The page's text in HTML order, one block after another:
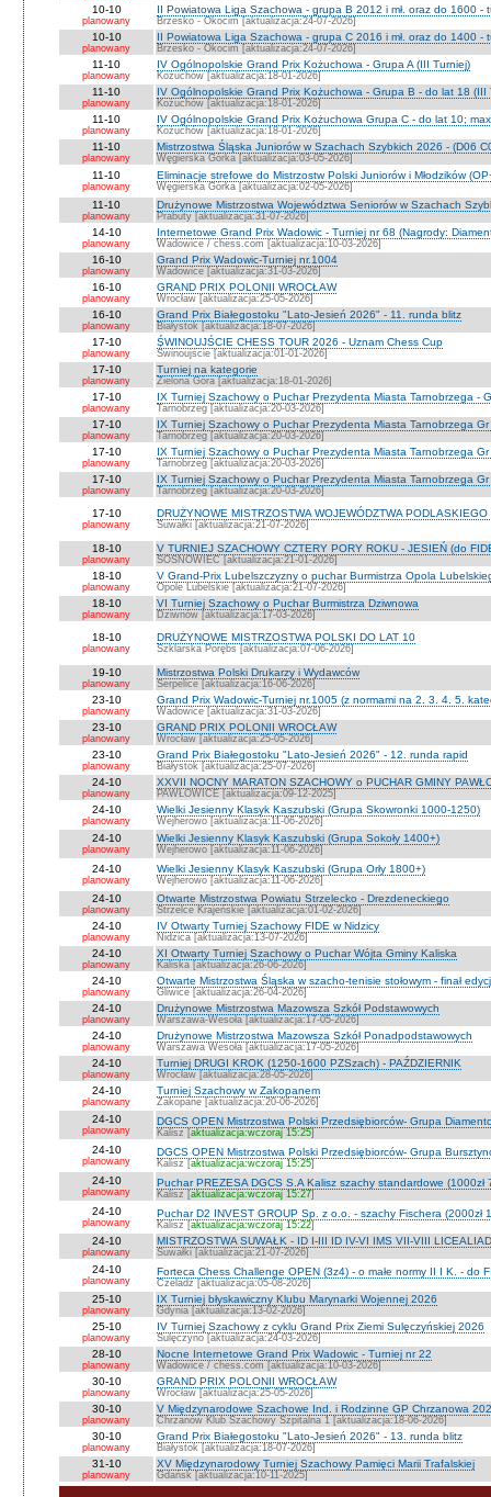
10-10
planowany
II Powiatowa Liga Szachowa - grupa B 2012 i mł. oraz do 1600 -
Brzesko - Okocim [aktualizacja:24-07-2026]
10-10
planowany
II Powiatowa Liga Szachowa - grupa C 2016 i mł. oraz do 1400 -
Brzesko - Okocim [aktualizacja:24-07-2026]
11-10
planowany
IV Ogólnopolskie Grand Prix Kożuchowa - Grupa A (III Turniej)
Kożuchów [aktualizacja:18-01-2026]
11-10
planowany
IV Ogólnopolskie Grand Prix Kożuchowa - Grupa B - do lat 18 (III
Kożuchów [aktualizacja:18-01-2026]
11-10
planowany
IV Ogólnopolskie Grand Prix Kożuchowa Grupa C - do lat 10;
Kożuchów [aktualizacja:18-01-2026]
11-10
planowany
Mistrzostwa Śląska Juniorów w Szachach Szybkich 2026 - (D06
Węgierska Górka [aktualizacja:03-05-2026]
11-10
planowany
Eliminacje strefowe do Mistrzostw Polski Juniorów i Młodzików
Węgierska Górka [aktualizacja:02-05-2026]
11-10
planowany
Drużynowe Mistrzostwa Województwa Seniorów w Szachach
Prabuty [aktualizacja:31-07-2026]
14-10
planowany
Internetowe Grand Prix Wadowic - Turniej nr 68 (Nagrody:
Wadowice / chess.com [aktualizacja:10-03-2026]
16-10
planowany
Grand Prix Wadowic-Turniej nr.1004
Wadowice [aktualizacja:31-03-2026]
16-10
planowany
GRAND PRIX POLONII WROCŁAW
Wrocław [aktualizacja:25-05-2026]
16-10
planowany
Grand Prix Białegostoku "Lato-Jesień 2026" - 11. runda blitz
Białystok [aktualizacja:18-07-2026]
17-10
planowany
ŚWINOUJŚCIE CHESS TOUR 2026 - Uznam Chess Cup
Świnoujście [aktualizacja:01-01-2026]
17-10
planowany
Turniej na kategorie
Zielona Góra [aktualizacja:18-01-2026]
17-10
planowany
IX Turniej Szachowy o Puchar Prezydenta Miasta Tarnobrzega -
Tarnobrzeg [aktualizacja:20-03-2026]
17-10
planowany
IX Turniej Szachowy o Puchar Prezydenta Miasta Tarnobrzega
Tarnobrzeg [aktualizacja:20-03-2026]
17-10
planowany
IX Turniej Szachowy o Puchar Prezydenta Miasta Tarnobrzega
Tarnobrzeg [aktualizacja:20-03-2026]
17-10
planowany
IX Turniej Szachowy o Puchar Prezydenta Miasta Tarnobrzega Gr
Tarnobrzeg [aktualizacja:20-03-2026]
17-10
planowany
DRUŻYNOWE MISTRZOSTWA WOJEWÓDZTWA
Suwałki [aktualizacja:21-07-2026]
18-10
planowany
V TURNIEJ SZACHOWY CZTERY PORY ROKU - JESIEŃ (do
SOSNOWIEC [aktualizacja:21-01-2026]
18-10
planowany
V Grand-Prix Lubelszczyzny o puchar Burmistrza Opola
Opole Lubelskie [aktualizacja:21-07-2026]
18-10
planowany
VI Turniej Szachowy o Puchar Burmistrza Dziwnowa
Dziwnów [aktualizacja:17-03-2026]
18-10
planowany
DRUŻYNOWE MISTRZOSTWA POLSKI DO LAT 10
Szklarska Porębs [aktualizacja:07-06-2026]
19-10
planowany
Mistrzostwa Polski Drukarzy i Wydawców
Serpelice [aktualizacja:16-06-2026]
23-10
planowany
Grand Prix Wadowic-Turniej nr.1005 (z normami na 2. 3. 4. 5.
Wadowice [aktualizacja:31-03-2026]
23-10
planowany
GRAND PRIX POLONII WROCŁAW
Wrocław [aktualizacja:25-05-2026]
23-10
planowany
Grand Prix Białegostoku "Lato-Jesień 2026" - 12. runda rapid
Białystok [aktualizacja:25-07-2026]
24-10
planowany
XXVII NOCNY MARATON SZACHOWY o PUCHAR GMINY
PAWŁOWICE [aktualizacja:09-12-2025]
24-10
planowany
Wielki Jesienny Klasyk Kaszubski (Grupa Skowronki 1000-1250)
Wejherowo [aktualizacja:11-06-2026]
24-10
planowany
Wielki Jesienny Klasyk Kaszubski (Grupa Sokoły 1400+)
Wejherowo [aktualizacja:11-06-2026]
24-10
planowany
Wielki Jesienny Klasyk Kaszubski (Grupa Orły 1800+)
Wejherowo [aktualizacja:11-06-2026]
24-10
planowany
Otwarte Mistrzostwa Powiatu Strzelecko - Drezdeneckiego
Strzelce Krajeńskie [aktualizacja:01-02-2026]
24-10
planowany
IV Otwarty Turniej Szachowy FIDE w Nidzicy
Nidzica [aktualizacja:13-07-2026]
24-10
planowany
XI Otwarty Turniej Szachowy o Puchar Wójta Gminy Kaliska
Kaliska [aktualizacja:26-06-2026]
24-10
planowany
Otwarte Mistrzostwa Śląska w szacho-tenisie stołowym - finał
Gliwice [aktualizacja:26-04-2026]
24-10
planowany
Drużynowe Mistrzostwa Mazowsza Szkół Podstawowych
Warszawa-Wesoła [aktualizacja:17-05-2026]
24-10
planowany
Drużynowe Mistrzostwa Mazowsza Szkół Ponadpodstawowych
Warszawa Wesoła [aktualizacja:17-05-2026]
24-10
planowany
Turniej DRUGI KROK (1250-1600 PZSzach) - PAŹDZIERNIK
Wrocław [aktualizacja:28-05-2026]
24-10
planowany
Turniej Szachowy w Zakopanem
Zakopane [aktualizacja:20-06-2026]
24-10
planowany
DGCS OPEN Mistrzostwa Polski Przedsiębiorców- Grupa
Kalisz [aktualizacja:wczoraj 15:25]
24-10
planowany
DGCS OPEN Mistrzostwa Polski Przedsiębiorców- Grupa
Kalisz [aktualizacja:wczoraj 15:25]
24-10
planowany
Puchar PREZESA DGCS S.A Kalisz szachy standardowe (1000zł
Kalisz [aktualizacja:wczoraj 15:27]
24-10
planowany
Puchar D2 INVEST GROUP Sp. z o.o. - szachy Fischera (2000zł
Kalisz [aktualizacja:wczoraj 15:22]
24-10
planowany
MISTRZOSTWA SUWAŁK - ID I-III ID IV-VI IMS VII-VIII
Suwałki [aktualizacja:21-07-2026]
24-10
planowany
Forteca Chess Challenge OPEN (3z4) - o małe normy II I K. - do
Czeladź [aktualizacja:05-08-2026]
25-10
planowany
IX Turniej błyskawiczny Klubu Marynarki Wojennej 2026
Gdynia [aktualizacja:13-02-2026]
25-10
planowany
IV Turniej Szachowy z cyklu Grand Prix Ziemi Sulęczyńskiej 2026
Sulęczyno [aktualizacja:24-03-2026]
28-10
planowany
Nocne Internetowe Grand Prix Wadowic - Turniej nr 22
Wadowice / chess.com [aktualizacja:10-03-2026]
30-10
planowany
GRAND PRIX POLONII WROCŁAW
Wrocław [aktualizacja:25-05-2026]
30-10
planowany
V Międzynarodowe Szachowe Ind. i Rodzinne GP Chrzanowa
Chrzanów Klub Szachowy Szpitalna 1 [aktualizacja:18-06-2026]
30-10
planowany
Grand Prix Białegostoku "Lato-Jesień 2026" - 13. runda blitz
Białystok [aktualizacja:18-07-2026]
31-10
planowany
XV Międzynarodowy Turniej Szachowy Pamięci Marii Trafalskiej
Gdańsk [aktualizacja:10-11-2025]